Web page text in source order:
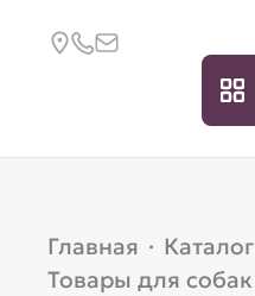
Главная · Каталог
Товары для собак